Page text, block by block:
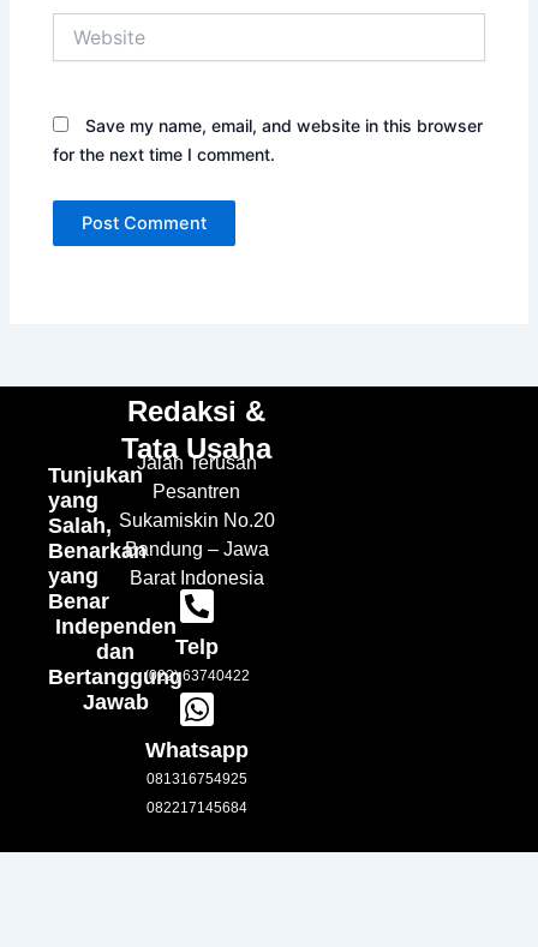
Save my name, email, and website in this browser
for the next time I comment.
Tunjukan
yang
Salah,
Benarkan
yang
Benar
Independen
dan
Bertanggung
Jawab
Redaksi &
Tata Usaha
Jalan Terusan
Pesantren
Sukamiskin No.20
Bandung – Jawa
Barat Indonesia
Telp
(022) 63740422
Whatsapp
081316754925
082217145684